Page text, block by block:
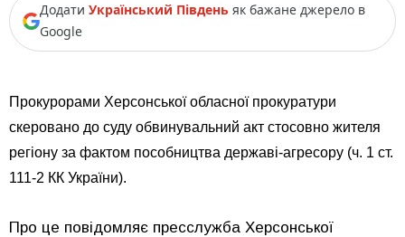
Додати Український Південь як бажане джерело в
Google
Прокурорами Херсонської обласної прокуратури
скеровано до суду обвинувальний акт стосовно жителя
регіону за фактом пособництва державі-агресору (ч. 1 ст.
111-2 КК України).
Про це повідомляє пресслужба Херсонської